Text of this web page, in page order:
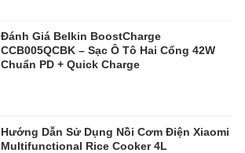
Đánh Giá Belkin BoostCharge
CCB005QCBK – Sạc Ô Tô Hai Cổng 42W
Chuẩn PD + Quick Charge
Hướng Dẫn Sử Dụng Nồi Cơm Điện Xiaomi
Multifunctional Rice Cooker 4L